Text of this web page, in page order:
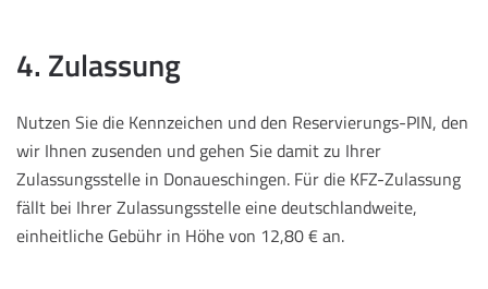
4. Zulassung
Nutzen Sie die Kennzeichen und den Reservierungs-PIN, den
wir Ihnen zusenden und gehen Sie damit zu Ihrer
Zulassungsstelle in Donaueschingen. Für die KFZ-Zulassung
fällt bei Ihrer Zulassungsstelle eine deutschlandweite,
einheitliche Gebühr in Höhe von 12,80 € an.